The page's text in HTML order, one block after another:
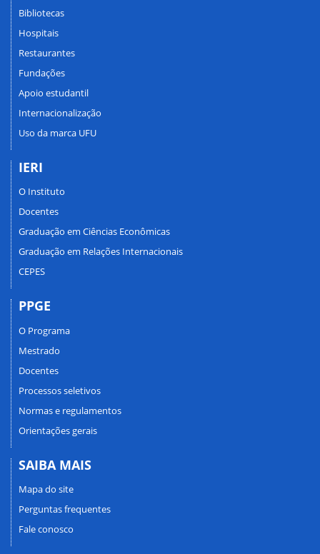
Bibliotecas
Hospitais
Restaurantes
Fundações
Apoio estudantil
Internacionalização
Uso da marca UFU
IERI
O Instituto
Docentes
Graduação em Ciências Econômicas
Graduação em Relações Internacionais
CEPES
PPGE
O Programa
Mestrado
Docentes
Processos seletivos
Normas e regulamentos
Orientações gerais
SAIBA MAIS
Mapa do site
Perguntas frequentes
Fale conosco